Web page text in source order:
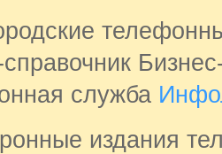
справочник
служба
издания